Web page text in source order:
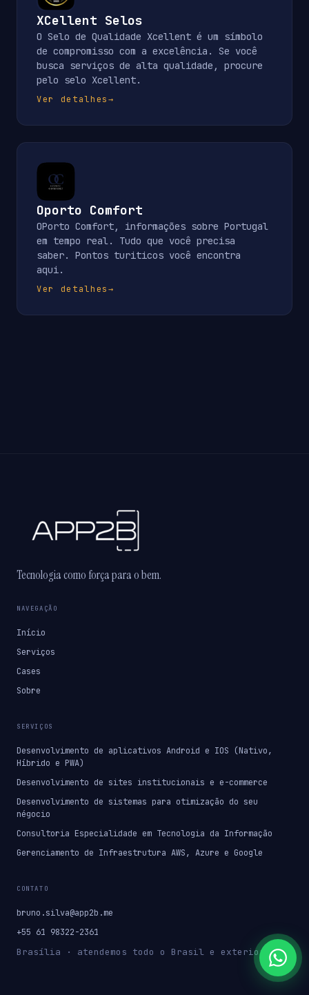
XCellent Selos
O Selo de Qualidade Xcellent é um símbolo
de compromisso com a excelência. Se você
busca serviços de alta qualidade, procure
pelo selo Xcellent.
Ver detalhes→
Oporto Comfort
OPorto Comfort, informações sobre Portugal
em tempo real. Tudo que você precisa
saber. Pontos turiticos você encontra
aqui.
Ver detalhes→
Tecnologia como força para o bem.
NAVEGAÇÃO
Início
Serviços
Cases
Sobre
SERVIÇOS
Desenvolvimento de aplicativos Android e IOS (Nativo,
Híbrido e PWA)
Desenvolvimento de sites institucionais e e-commerce
Desenvolvimento de sistemas para otimização do seu
négocio
Consultoria Especialidade em Tecnologia da Informação
Gerenciamento de Infraestrutura AWS, Azure e Google
CONTATO
bruno.silva@app2b.me
+55 61 98322-2361
Brasília · atendemos todo o Brasil e exterior